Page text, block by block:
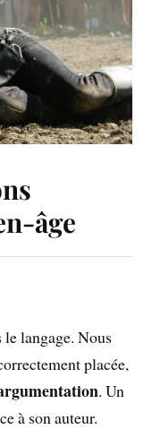
âge
langage. Nous
placée,
. Un
à son auteur.